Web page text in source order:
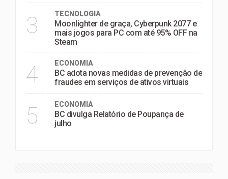
3 TECNOLOGIA
Moonlighter de graça, Cyberpunk 2077 e
mais jogos para PC com até 95% OFF na
Steam
4 ECONOMIA
BC adota novas medidas de prevenção de
fraudes em serviços de ativos virtuais
5 ECONOMIA
BC divulga Relatório de Poupança de
julho